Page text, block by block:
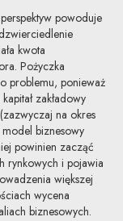
powoduje
kwota
Pożyczka
problemu, ponieważ
zakładowy
na okres
biznesowy
powinien zacząć
rynkowych i pojawia
większej
wycena
biznesowych.